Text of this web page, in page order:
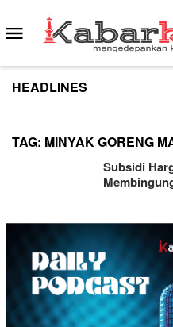
to
content
Mobile
Menu
HEADLINES
TAG: MINYAK GORENG
Subsidi